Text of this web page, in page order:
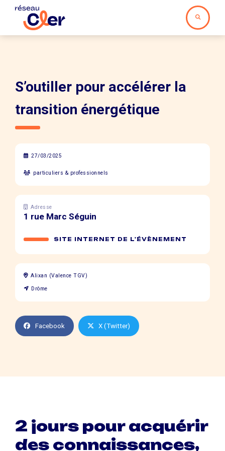
S’outiller pour accélérer la
transition énergétique
27/03/2025
particuliers & professionnels
Adresse
1 rue Marc Séguin
SITE INTERNET DE L'ÉVÈNEMENT
Alixan (Valence TGV)
Drôme
Facebook X (Twitter)
2 jours pour acquérir
des connaissances,